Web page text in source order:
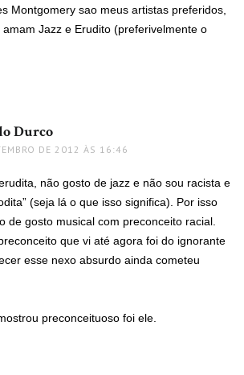
Montgomery sao meus artistas preferidos,
Jazz e Erudito (preferivelmente o
Durco
DE 2012 ÀS 16:46
não gosto de jazz e não sou racista e
(seja lá o que isso significa). Por isso
de gosto musical com preconceito racial.
que vi até agora foi do ignorante
esse nexo absurdo ainda cometeu
preconceituoso foi ele.